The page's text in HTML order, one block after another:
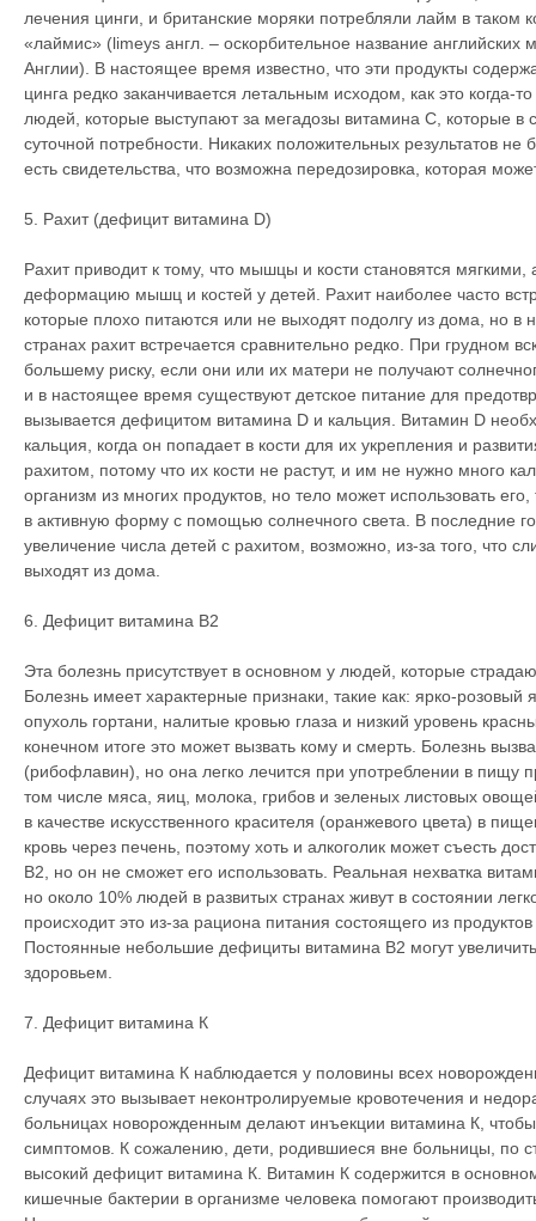
лечения цинги, и британские моряки потребляли лайм в таком
«лаймис» (limeys англ. – оскорбительное название английских
Англии). В настоящее время известно, что эти продукты
цинга редко заканчивается летальным исходом, как это когда-
людей, которые выступают за мегадозы витамина С, которые в
суточной потребности. Никаких положительных результатов
есть свидетельства, что возможна передозировка, которая
5. Рахит (дефицит витамина D)
Рахит приводит к тому, что мышцы и кости становятся
деформацию мышц и костей у детей. Рахит наиболее часто
которые плохо питаются или не выходят подолгу из дома, но в
странах рахит встречается сравнительно редко. При грудном
большему риску, если они или их матери не получают
и в настоящее время существуют детское питание для
вызывается дефицитом витамина D и кальция. Витамин D
кальция, когда он попадает в кости для их укрепления и
рахитом, потому что их кости не растут, и им не нужно много
организм из многих продуктов, но тело может использовать
в активную форму с помощью солнечного света. В последние
увеличение числа детей с рахитом, возможно, из-за того, что
выходят из дома.
6. Дефицит витамина В2
Эта болезнь присутствует в основном у людей, которые
Болезнь имеет характерные признаки, такие как: ярко-розовый
опухоль гортани, налитые кровью глаза и низкий уровень
конечном итоге это может вызвать кому и смерть. Болезнь
(рибофлавин), но она легко лечится при употреблении в пищу
том числе мяса, яиц, молока, грибов и зеленых листовых
в качестве искусственного красителя (оранжевого цвета) в
кровь через печень, поэтому хоть и алкоголик может съесть
В2, но он не сможет его использовать. Реальная нехватка
но около 10% людей в развитых странах живут в состоянии
происходит это из-за рациона питания состоящего из
Постоянные небольшие дефициты витамина В2 могут
здоровьем.
7. Дефицит витамина К
Дефицит витамина К наблюдается у половины всех
случаях это вызывает неконтролируемые кровотечения и
больницах новорожденным делают инъекции витамина К,
симптомов. К сожалению, дети, родившиеся вне больницы, по
высокий дефицит витамина К. Витамин К содержится в
кишечные бактерии в организме человека помогают